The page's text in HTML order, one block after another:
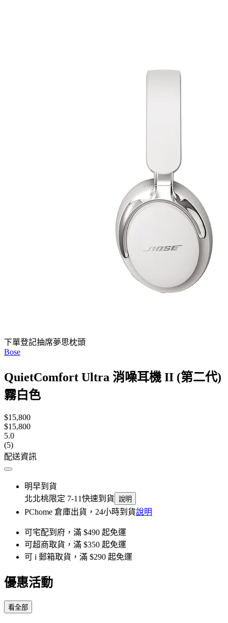
下單登記抽席夢思枕頭
Bose
QuietComfort Ultra 消噪耳機 II (第二代)
霧白色
$15,800
$15,800
5.0
(5)
配送資訊
明早到貨
北北桃限定 7-11快速到貨 說明
PChome 倉庫出貨，24小時到貨說明
可宅配到府，滿 $490 起免運
可超商取貨，滿 $350 起免運
可 i 郵箱取貨，滿 $290 起免運
優惠活動
看全部